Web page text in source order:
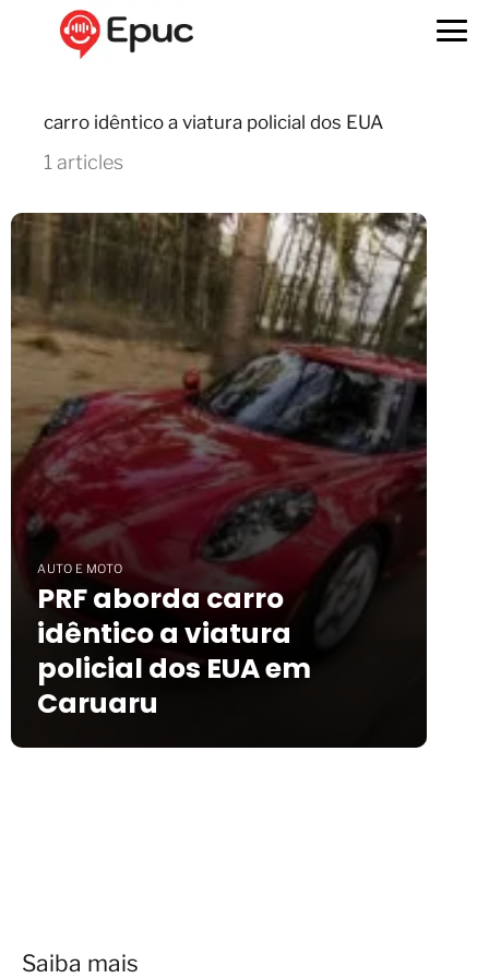
carro idêntico a viatura policial dos EUA
1 articles
AUTO E MOTO
PRF aborda carro
idêntico a viatura
policial dos EUA em
Caruaru
Saiba mais